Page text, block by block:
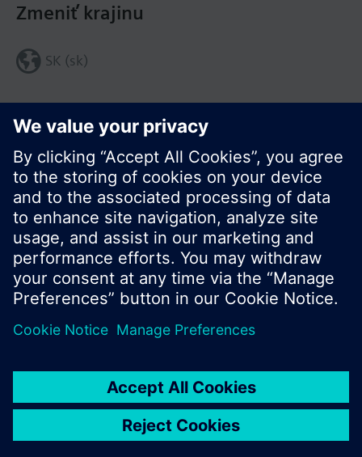
Zdieľať túto stránku:
Zmeniť krajinu
SK (sk)
© Siemens Switzerland Ltd. 2016
rôznych krajinách.